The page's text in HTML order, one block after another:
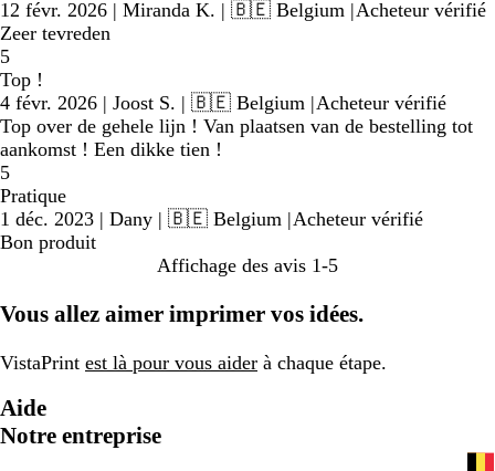
12 févr. 2026 | Miranda K. | 🇧🇪 Belgium |Acheteur vérifié
Zeer tevreden
5
Top !
4 févr. 2026 | Joost S. | 🇧🇪 Belgium |Acheteur vérifié
Top over de gehele lijn ! Van plaatsen van de bestelling tot
aankomst ! Een dikke tien !
5
Pratique
1 déc. 2023 | Dany | 🇧🇪 Belgium |Acheteur vérifié
Bon produit
Affichage des avis 1-5
Vous allez aimer imprimer vos idées.
VistaPrint est là pour vous aider à chaque étape.
Aide
Notre entreprise